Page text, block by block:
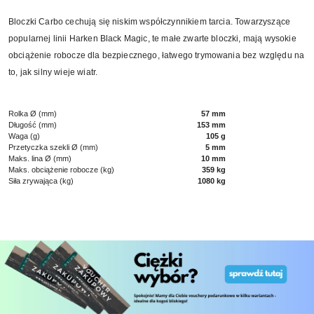
Bloczki Carbo cechują się niskim współczynnikiem tarcia. Towarzyszące
popularnej linii Harken Black Magic, te małe zwarte bloczki, mają wysokie
obciążenie robocze dla bezpiecznego, łatwego trymowania bez względu na
to, jak silny wieje wiatr.
Rolka Ø (mm)
57 mm
Długość (mm)
153 mm
Waga (g)
105 g
Przetyczka szekli Ø (mm)
5 mm
Maks. lina Ø (mm)
10 mm
Maks. obciążenie robocze (kg)
359 kg
Siła zrywająca (kg)
1080 kg